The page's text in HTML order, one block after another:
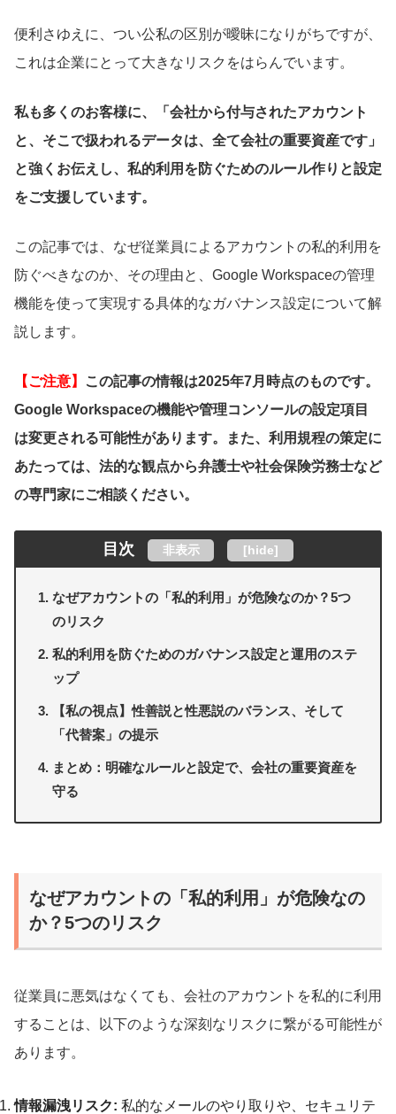
便利さゆえに、つい公私の区別が曖昧になりがちですが、
これは企業にとって大きなリスクをはらんでいます。
私も多くのお客様に、「会社から付与されたアカウント
と、そこで扱われるデータは、全て会社の重要資産です」
と強くお伝えし、私的利用を防ぐためのルール作りと設定
をご支援しています。
この記事では、なぜ従業員によるアカウントの私的利用を
防ぐべきなのか、その理由と、Google Workspaceの管理
機能を使って実現する具体的なガバナンス設定について解
説します。
【ご注意】
この記事の情報は2025年7月時点のものです。
Google Workspaceの機能や管理コンソールの設定項目
は変更される可能性があります。また、利用規程の策定に
あたっては、法的な観点から弁護士や社会保険労務士など
の専門家にご相談ください。
目次 非表示 [hide]
なぜアカウントの「私的利用」が危険なのか？5つ
のリスク
私的利用を防ぐためのガバナンス設定と運用のステ
ップ
【私の視点】性善説と性悪説のバランス、そして
「代替案」の提示
まとめ：明確なルールと設定で、会社の重要資産を
守る
なぜアカウントの「私的利用」が危険なの
か？5つのリスク
従業員に悪気はなくても、会社のアカウントを私的に利用
することは、以下のような深刻なリスクに繋がる可能性が
あります。
情報漏洩リスク: 私的なメールのやり取りや、セキュリテ